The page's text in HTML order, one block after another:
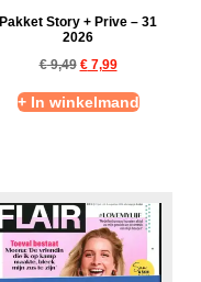
Pakket Story + Prive – 31
2026
€9,49 €7,99
+ In winkelmand